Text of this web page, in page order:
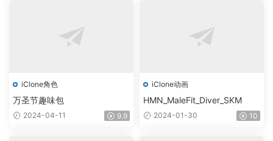
iClone角色
万圣节趣味包
2024-04-11 9.9
iClone动画
HMN_MaleFit_Diver_SKM
2024-01-30 10